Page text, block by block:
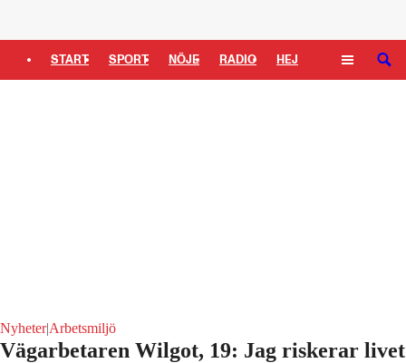
START SPORT NÖJE RADIO HEJ SÖK
Nyheter|Arbetsmiljö
Vägarbetaren Wilgot, 19: Jag riskerar livet